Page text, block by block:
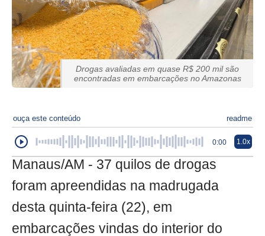
Drogas avaliadas em quase R$ 200 mil são
encontradas em embarcações no Amazonas
ouça este conteúdo readme
0:00 1.0x
Manaus/AM - 37 quilos de drogas
foram apreendidas na madrugada
desta quinta-feira (22), em
embarcações vindas do interior do